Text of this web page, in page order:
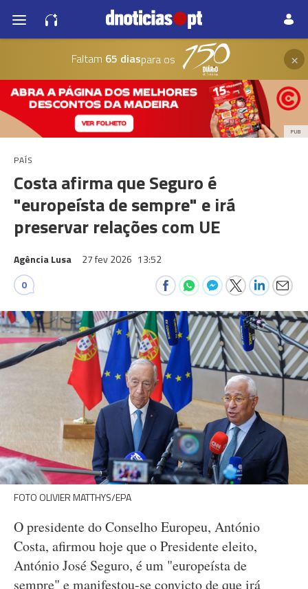
Faltam 65 diaspara os ×
PUB
PAÍS
Costa afirma que Seguro é
"europeísta de sempre" e irá
preservar relações com UE
Agência Lusa 27 fev 2026 13:52
0
FOTO OLIVIER MATTHYS/EPA
O presidente do Conselho Europeu, António
Costa, afirmou hoje que o Presidente eleito,
António José Seguro, é um "europeísta de
sempre" e manifestou-se convicto de que irá